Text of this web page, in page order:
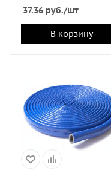
37.36 руб./шт
В корзину